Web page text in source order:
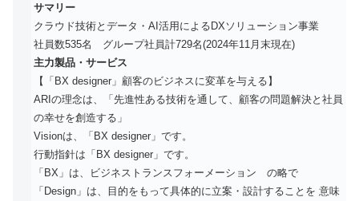
サマリー
クラウド技術とデータ・AI活用によるDXソリューション事業
社員数535名 グループ社員計729名(2024年11月末現在)
主力製品・サービス
【「BX designer」顧客のビジネスに変革を与える】
ARIの理念は、「先進性ある技術を通して、顧客の問題解決と社員
の幸せを創造する」
Visionは、「BX designer」です。
行動指針は「BX designer」です。
「BX」は、ビジネストランスフォーメーション の略で
「Design」は、目的をもって具体的に立案・設計することを 意味